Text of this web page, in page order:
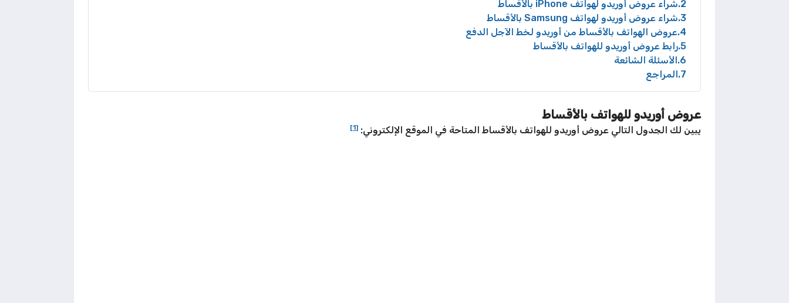
2 شراء عروض أوريدو لهواتف iPhone بالأقساط
3 شراء عروض أوريدو لهواتف Samsung بالأقساط
4 عروض الهواتف بالأقساط من أوريدو لخط الآجل الدفع
5 رابط عروض أوريدو للهواتف بالأقساط
6 الأسئلة الشائعة
7 المراجع
عروض أوريدو للهواتف بالأقساط
يبين لك الجدول التالي عروض أوريدو للهواتف بالأقساط المتاحة في الموقع الإلكتروني: [1]